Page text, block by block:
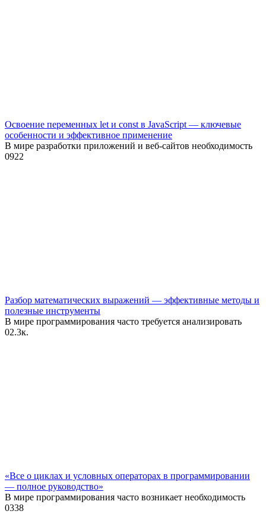
Освоение переменных let и const в JavaScript — ключевые
особенности и эффективное применение
В мире разработки приложений и веб-сайтов необходимость
0922
Разбор математических выражений — эффективные методы и
полезные инструменты
В мире программирования часто требуется анализировать
02.3к.
«Все о циклах и условных операторах в программировании
— полное руководство»
В мире программирования часто возникает необходимость
0338